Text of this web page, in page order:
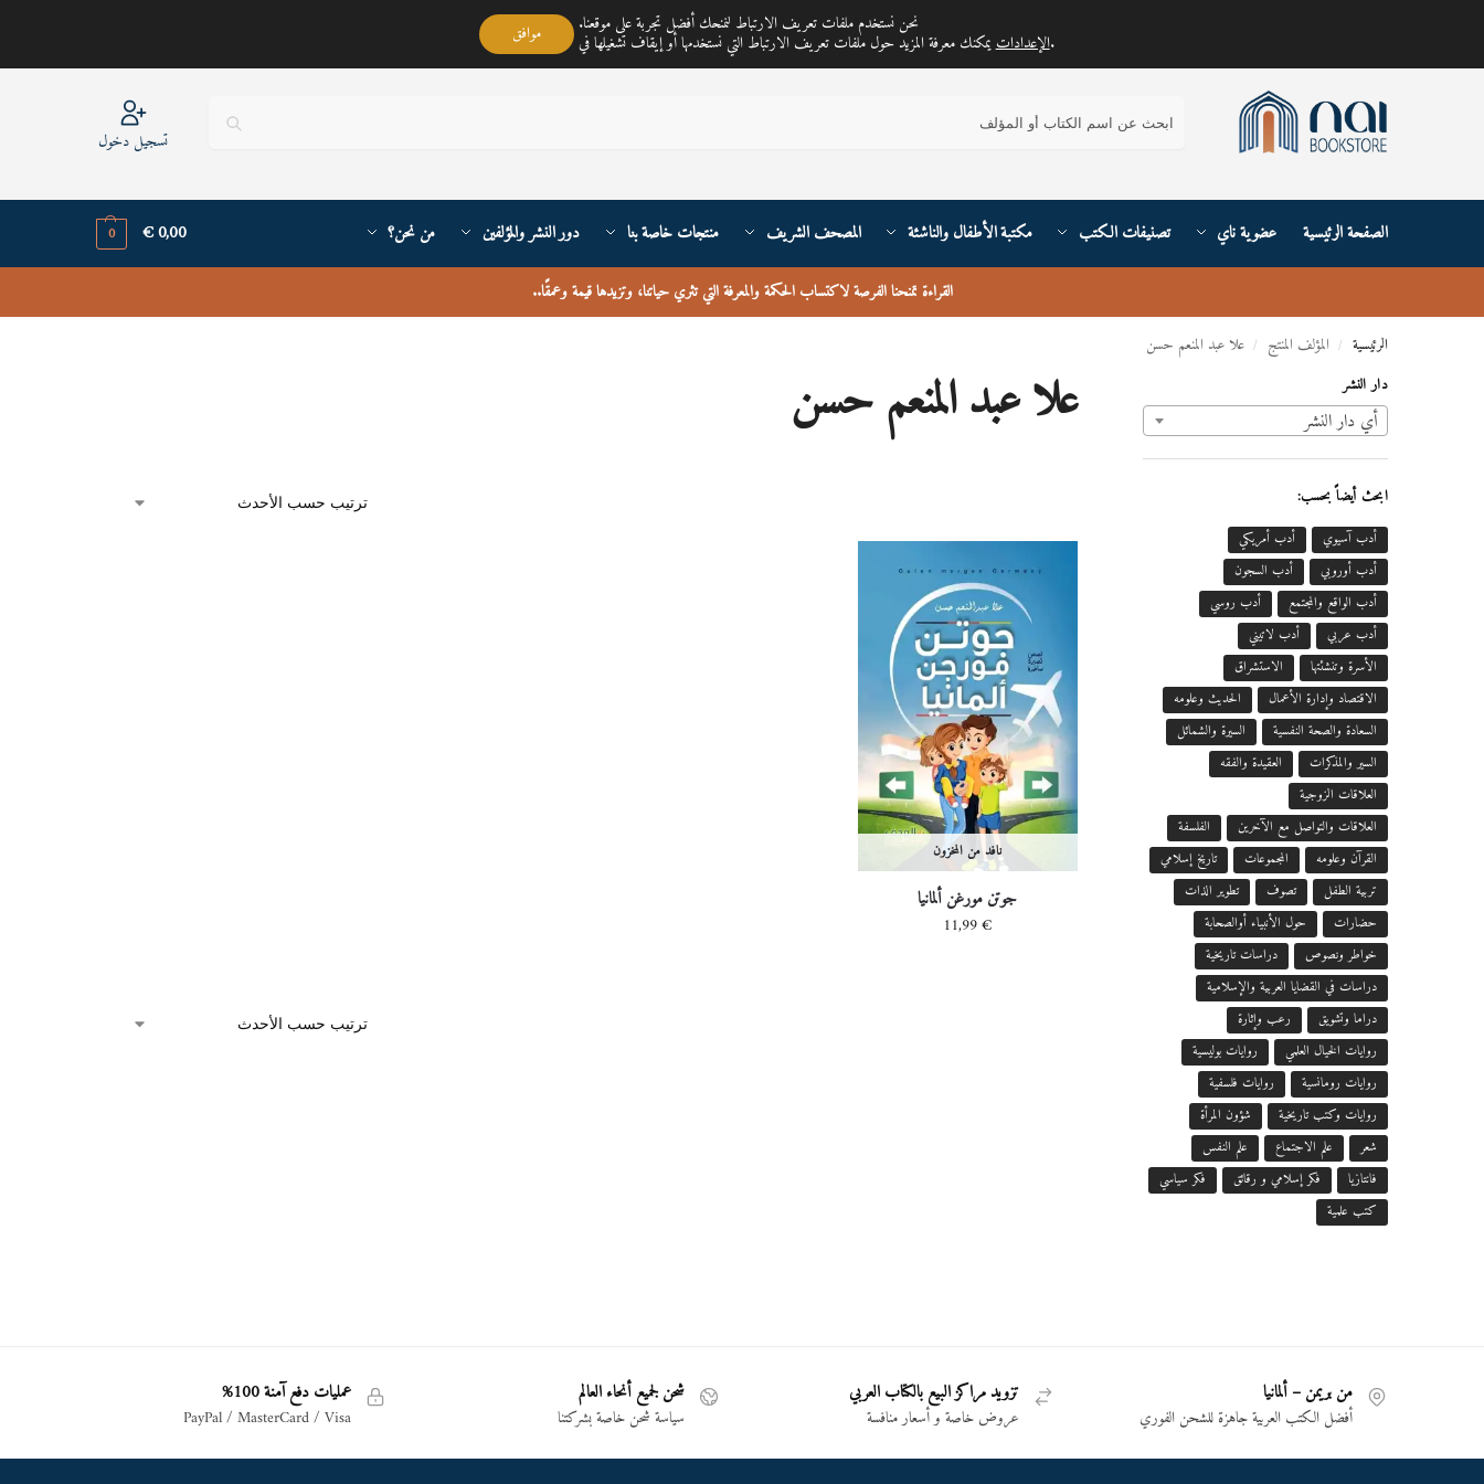
مكتبة ناي متجر لمبيع الكتب العربية تغطي خدمته جميع أنحاء القارة الأوربية والعالم
تسجيل دخول
الصفحة الرئيسية عضوية ناي تصنيفات الكتب مكتبة الأطفال والناشئة المصحف الشريف منتجات خاصة بنا دور النشر والمؤلفين من نحن؟ 0,00
€
0
القراءة تمنحنا الفرصة لاكتساب الحكمة والمعرفة التي تثري حياتنا، وتزيدها قيمة وعمقًا..
الرئيسية / المؤلف المنتج / علا عبد المنعم حسن
علا عبد المنعم حسن
نافد من المخزون
جوتن مورغن ألمانيا
11,99€
دار النشر
أي ‏دار النشر
ابحث أيضاً بحسب:
أدب آسيوي
أدب أمريكي
أدب أوروبي
أدب السجون
أدب الواقع والمجتمع
أدب روسي
أدب عربي
أدب لاتيني
الأسرة وتنشئتها
الاستشراق
الاقتصاد وإدارة الأعمال
الحديث وعلومه
السعادة والصحة النفسية
السيرة والشمائل
السير والمذكرات
العقيدة والفقه
العلاقات الزوجية
العلاقات والتواصل مع الآخرين
الفلسفة
القرآن وعلومه
المجموعات
تاريخ إسلامي
تربية الطفل
تصوف
تطوير الذات
حضارات
حول الأنبياء أوالصحابة
خواطر ونصوص
دراسات تاريخية
دراسات في القضايا العربية والإسلامية
دراما وتشويق
رعب وإثارة
روايات الخيال العلمي
روايات بوليسية
روايات رومانسية
روايات فلسفية
روايات وكتب تاريخية
شؤون المرأة
شعر
علم الاجتماع
علم النفس
فانتازيا
فكر إسلامي و رقائق
فكر سياسي
كتب علمية
من بريمن – ألمانيا
أفضل الكتب العربية جاهزة للشحن الفوري
تزويد مراكز البيع بالكتاب العربي
عروض خاصة و أسعار منافسة
شحن لجميع أنحاء العالم
سياسة شحن خاصة بشركتنا
عمليات دفع آمنة 100%
PayPal / MasterCard / Visa
نحن نستخدم ملفات تعريف الارتباط لنمنحك أفضل تجربة على موقعنا.
يمكنك معرفة المزيد حول ملفات تعريف الارتباط التي نستخدمها أو إيقاف تشغيلها فيالإعدادات. موافق